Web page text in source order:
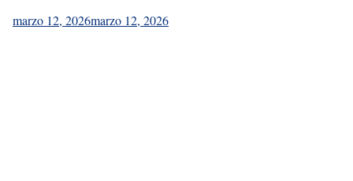
marzo 12, 2026marzo 12, 2026